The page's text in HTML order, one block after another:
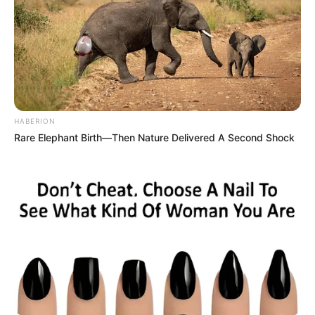
¿QUÉ SIGUE PARA LA PAREJA DEL
MOMENTO?
El daño está hecho. La intimidad más cruda de
Cazzu y Nodal fue expuesta de la forma más
bizarra posible. Hasta el momento de escribir
esta nota roja, ninguno de los dos ha dicho
“esta boca es mía”. Sus equipos de relaciones
públicas deben estar corriendo en círculos, con
gasolina.
¿Saldrán a decir que era la grabación de un
confiable). ¿O aceptarán que son unos “brujos
del amor” y que les vale madre lo que opine la
gente?
HABERION
Rare Elephant Birth—Then Nature Delivered A Second Shock